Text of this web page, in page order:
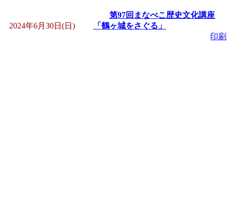
2024年6月30日(日)
第97回まなべこ歴史文化講座
「鶴ヶ城をさぐる」
印刷